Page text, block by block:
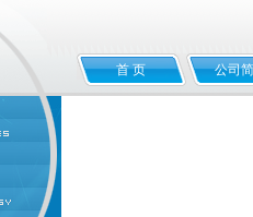
首 页 公司